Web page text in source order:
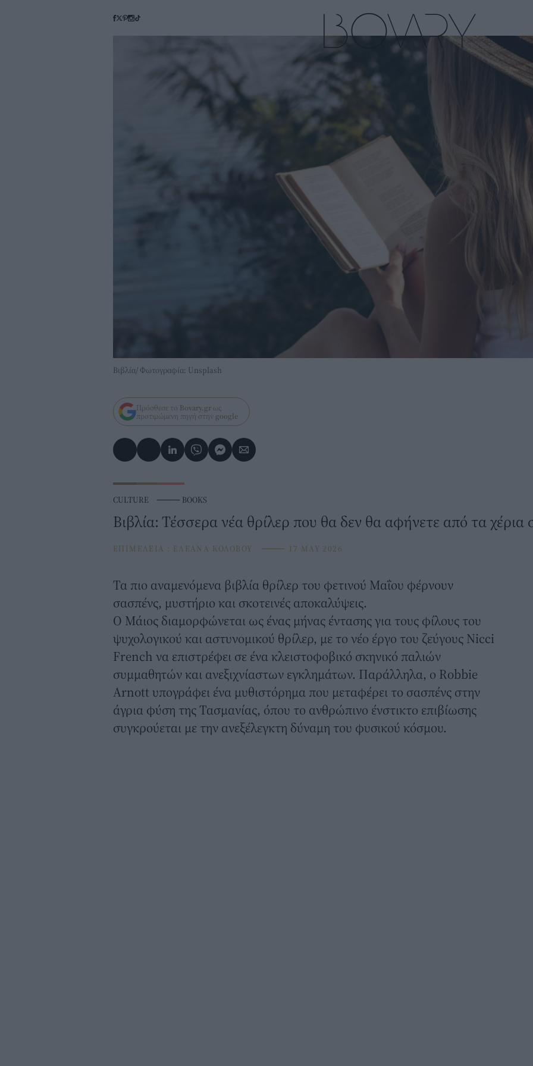
Βιβλία/ Φωτογραφία: Unsplash
Πρόσθεσε το Bovary.gr ως
προτιμώμενη πηγή στην google
CULTURE ⸻ BOOKS
Βιβλία: Τέσσερα νέα θρίλερ που θα δεν θα αφήνετε από τα χέρια
ΕΠΙΜΕΛΕΙΑ : ΕΛΕΑΝΑ ΚΟΛΟΒΟΥ ⸻ 17 MAY 2026
Τα πιο αναμενόμενα βιβλία θρίλερ του φετινού Μαΐου φέρνουν
σασπένς, μυστήριο και σκοτεινές αποκαλύψεις.
Ο Μάιος διαμορφώνεται ως ένας μήνας έντασης για τους φίλους του
ψυχολογικού και αστυνομικού θρίλερ, με το νέο έργο του ζεύγους Nicci
French να επιστρέφει σε ένα κλειστοφοβικό σκηνικό παλιών
συμμαθητών και ανεξιχνίαστων εγκλημάτων. Παράλληλα, ο Robbie
Arnott υπογράφει ένα μυθιστόρημα που μεταφέρει το σασπένς στην
άγρια φύση της Τασμανίας, όπου το ανθρώπινο ένστικτο επιβίωσης
συγκρούεται με την ανεξέλεγκτη δύναμη του φυσικού κόσμου.